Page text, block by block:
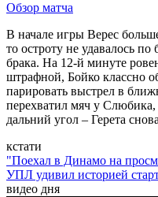
Обзор матча
В начале игры Верес
то остроту не удавалось по
брака. На 12-й минуте
штрафной, Бойко классно
парировать выстрел в
перехватил мяч у
дальний угол – Герета
кстати
"Поехал в Динамо на
УПЛ удивил историей
видео дня